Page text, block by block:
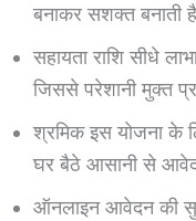
बनाकर सशक्त बनाती
सहायता राशि सीधे
जिससे परेशानी मुक्त
श्रमिक इस योजना के
घर बैठे आसानी से
ऑनलाइन आवेदन की